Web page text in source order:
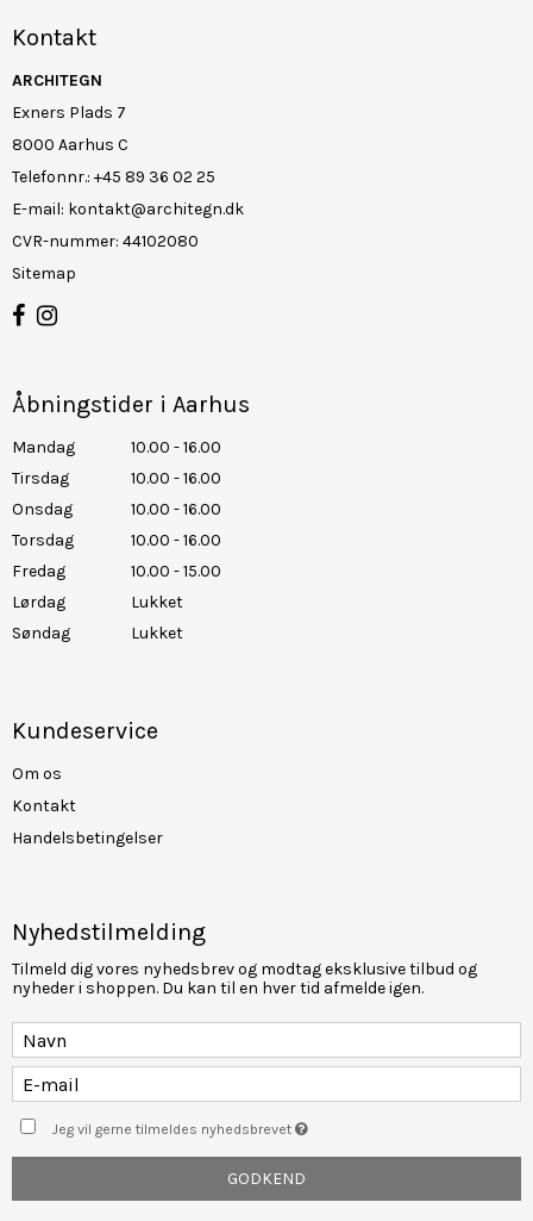
Kontakt
ARCHITEGN
Exners Plads 7
8000 Aarhus C
Telefonnr.: +45 89 36 02 25
E-mail: kontakt@architegn.dk
CVR-nummer: 44102080
Sitemap
Åbningstider i Aarhus
Mandag
10.00 - 16.00
Tirsdag
10.00 - 16.00
Onsdag
10.00 - 16.00
Torsdag
10.00 - 16.00
Fredag
10.00 - 15.00
Lørdag
Lukket
Søndag
Lukket
Kundeservice
Om os
Kontakt
Handelsbetingelser
Nyhedstilmelding
Tilmeld dig vores nyhedsbrev og modtag eksklusive tilbud og
nyheder i shoppen. Du kan til en hver tid afmelde igen.
Jeg vil gerne tilmeldes nyhedsbrevet
GODKEND